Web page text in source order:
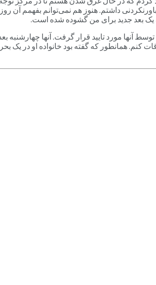
داشتم. هنوز هم نمی‌توانم بفهمم
یک بعد جدید برای من گشوده شده است.
آنها مورد تایید قرار گرفت. آنها چهارشنبه
همانطور که گفته بود خانواده او در یک